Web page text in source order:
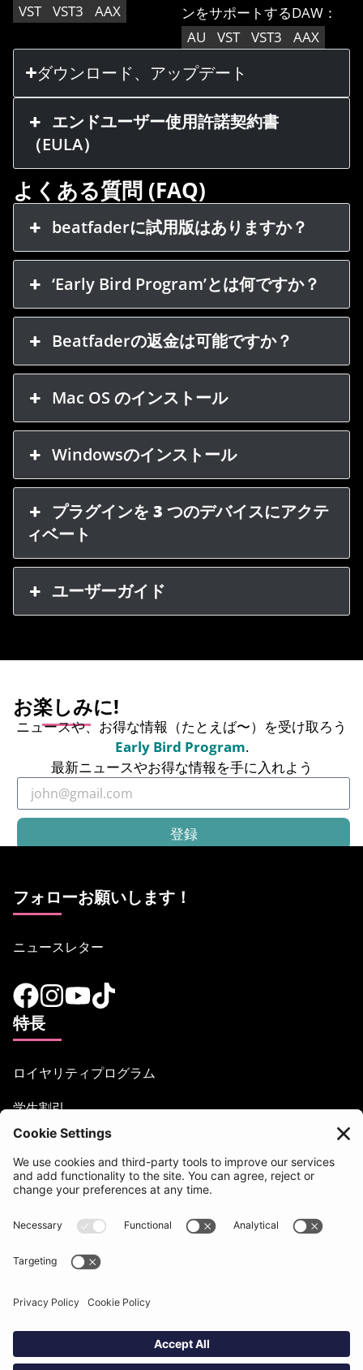
VST
VST3 AAX
ンをサポートするDAW：
AU
VST VST3 AAX
ダウンロード、アップデート
エンドユーザー使用許諾契約書
（EULA）
よくある質問 (FAQ)
beatfaderに試用版はありますか？
‘Early Bird Program’とは何ですか？
Beatfaderの返金は可能ですか？
Mac OS のインストール
Windowsのインストール
プラグインを3 つのデバイスにアクテ
ィベート
ユーザーガイド
お楽しみに!
ニュースや、お得な情報（たとえば〜）を受け取ろう
Early Bird Program.
最新ニュースやお得な情報を手に入れよう
登録
フォローお願いします！
ニュースレター
特長
ロイヤリティプログラム
学生割引
お困りですか？
support@beatsurfing.com
ヘルプセンター
BEATSURFING ブログ
利用規約と法的事項